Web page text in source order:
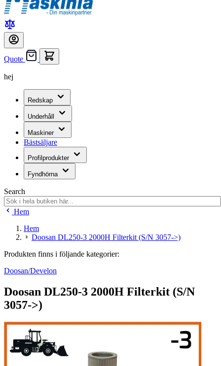
Quote
hej
Redskap
Underhåll
Maskiner
Bästsäljare
Profilprodukter
Fyndhörna
Search
Hem
Hem
Doosan DL250-3 2000H Filterkit (S/N 3057->)
Produkten finns i följande kategorier:
Doosan/Develon
Doosan DL250-3 2000H Filterkit (S/N
3057->)